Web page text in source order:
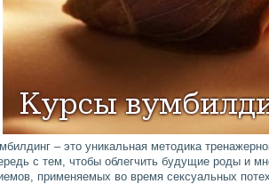
– это уникальная методика
с тем, чтобы облегчить будущие роды и
применяемых во время сексуальных